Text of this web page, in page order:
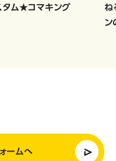
タム★コマキング
ね
ン
ームへ